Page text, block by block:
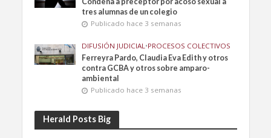
tres alumnas de un colegio
Publicado hace 3 semanas
DIFUSIÓN JUDICIAL •PROCESOS COLECTIVOS
Ferreyra Pardo, Claudia Eva Edith y otros
contra GCBA y otros sobre amparo-
ambiental
Publicado hace 3 semanas
Herald Posts Big